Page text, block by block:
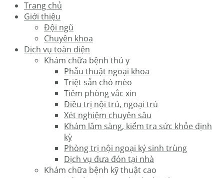
Trang chủ
Giới thiệu
Đội ngũ
Chuyên khoa
Dịch vụ toàn diện
Khám chữa bệnh thú y
Phẫu thuật ngoại khoa
Triệt sản chó mèo
Tiêm phòng vắc xin
Điều trị nội trú, ngoại trú
Xét nghiệm chuyên sâu
Khám lâm sàng, kiểm tra sức khỏe định
kỳ
Phòng trị nội ngoại ký sinh trùng
Dịch vụ đưa đón tại nhà
Khám chữa bệnh kỹ thuật cao